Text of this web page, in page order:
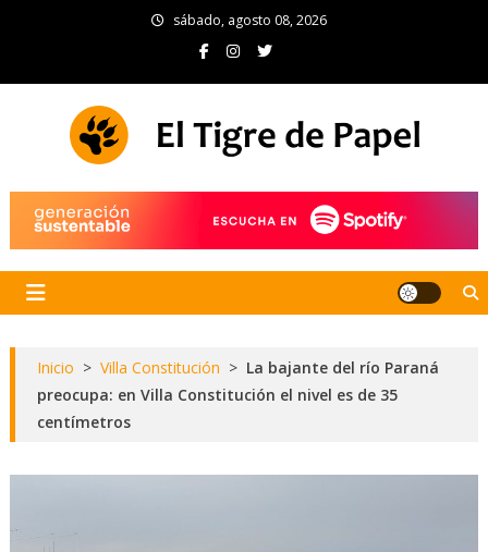
sábado, agosto 08, 2026
Inicio > Villa Constitución > La bajante del río Paraná
preocupa: en Villa Constitución el nivel es de 35
centímetros